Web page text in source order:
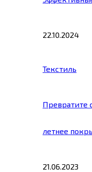
22.10.2024
Текстиль
Превратите
летнее
21.06.2023